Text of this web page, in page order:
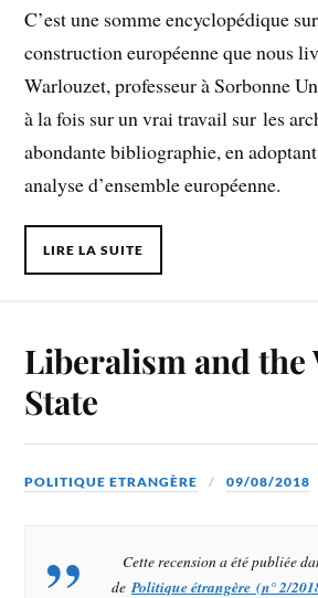
C’est une somme encyclopédique
construction européenne que nous
Warlouzet, professeur à Sorbonne
à la fois sur un vrai travail sur les
abondante bibliographie, en
analyse d’ensemble européenne.
LIRE LA SUITE
Liberalism and the
State
POLITIQUE ETRANGÈRE 09/08/2018
Cette recension a été publiée
dePolitique étrangère (n° 2/